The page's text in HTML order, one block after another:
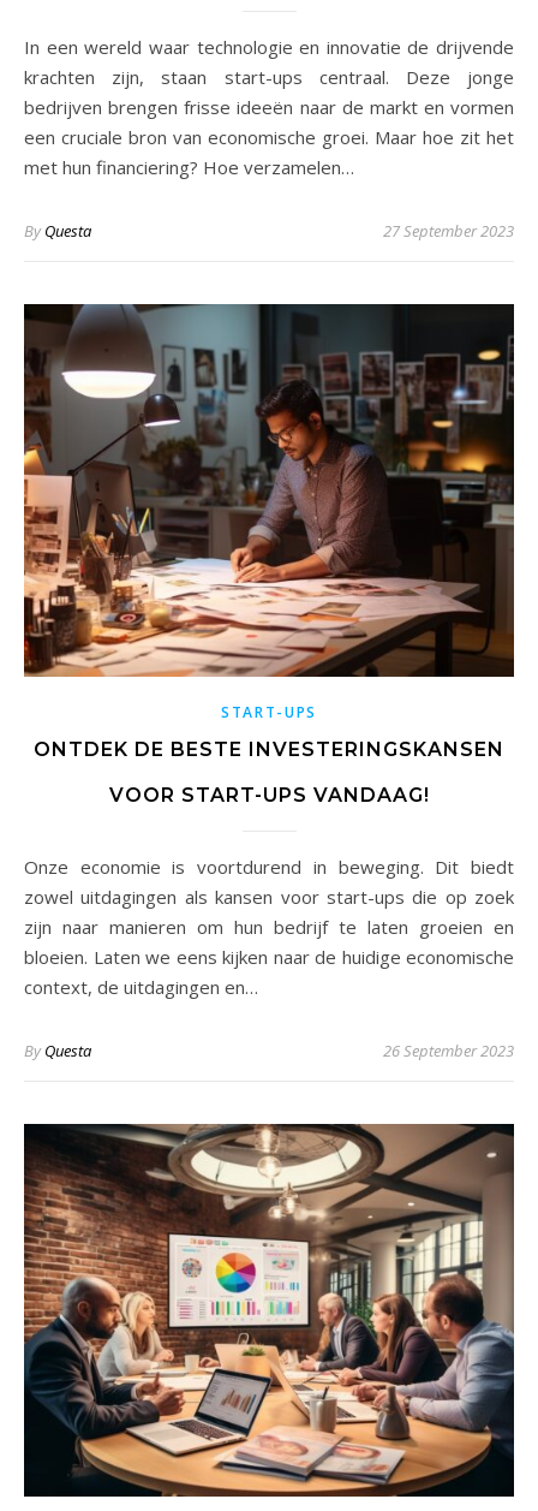
In een wereld waar technologie en innovatie de drijvende
krachten zijn, staan start-ups centraal. Deze jonge
bedrijven brengen frisse ideeën naar de markt en vormen
een cruciale bron van economische groei. Maar hoe zit het
met hun financiering? Hoe verzamelen…
ByQuesta 27 September 2023
START-UPS
ONTDEK DE BESTE INVESTERINGSKANSEN
VOOR START-UPS VANDAAG!
Onze economie is voortdurend in beweging. Dit biedt
zowel uitdagingen als kansen voor start-ups die op zoek
zijn naar manieren om hun bedrijf te laten groeien en
bloeien. Laten we eens kijken naar de huidige economische
context, de uitdagingen en…
ByQuesta 26 September 2023